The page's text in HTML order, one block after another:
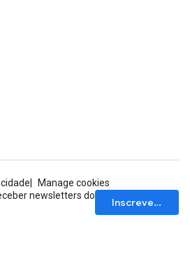
Manage cookies
newsletters do
Inscrever-se